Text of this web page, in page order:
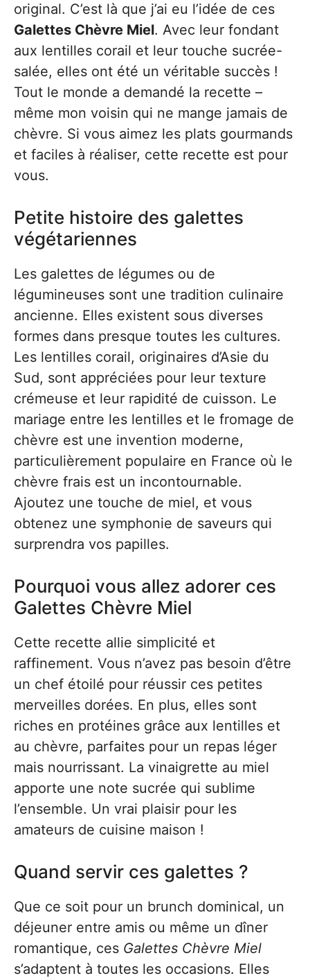
original. C’est là que j’ai eu l’idée de ces
Galettes Chèvre Miel. Avec leur fondant
aux lentilles corail et leur touche sucrée-
salée, elles ont été un véritable succès !
Tout le monde a demandé la recette –
même mon voisin qui ne mange jamais de
chèvre. Si vous aimez les plats gourmands
et faciles à réaliser, cette recette est pour
vous.
Petite histoire des galettes
végétariennes
Les galettes de légumes ou de
légumineuses sont une tradition culinaire
ancienne. Elles existent sous diverses
formes dans presque toutes les cultures.
Les lentilles corail, originaires d’Asie du
Sud, sont appréciées pour leur texture
crémeuse et leur rapidité de cuisson. Le
mariage entre les lentilles et le fromage de
chèvre est une invention moderne,
particulièrement populaire en France où le
chèvre frais est un incontournable.
Ajoutez une touche de miel, et vous
obtenez une symphonie de saveurs qui
surprendra vos papilles.
Pourquoi vous allez adorer ces
Galettes Chèvre Miel
Cette recette allie simplicité et
raffinement. Vous n’avez pas besoin d’être
un chef étoilé pour réussir ces petites
merveilles dorées. En plus, elles sont
riches en protéines grâce aux lentilles et
au chèvre, parfaites pour un repas léger
mais nourrissant. La vinaigrette au miel
apporte une note sucrée qui sublime
l’ensemble. Un vrai plaisir pour les
amateurs de cuisine maison !
Quand servir ces galettes ?
Que ce soit pour un brunch dominical, un
déjeuner entre amis ou même un dîner
romantique, ces Galettes Chèvre Miel
s’adaptent à toutes les occasions. Elles